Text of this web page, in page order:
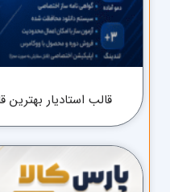
قالب استادیار